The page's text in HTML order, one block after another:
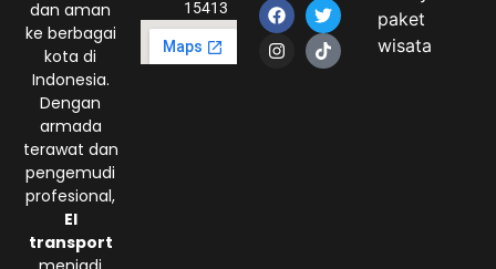
dan aman
ke berbagai
kota di
Indonesia.
Dengan
armada
terawat dan
pengemudi
profesional,
El
transport
15413
paket
wisata